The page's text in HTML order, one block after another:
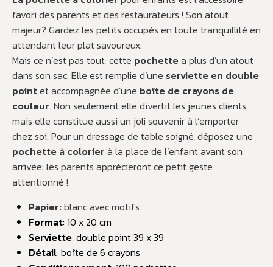
favori des parents et des restaurateurs ! Son atout
majeur? Gardez les petits occupés en toute tranquillité en
attendant leur plat savoureux.
Mais ce n’est pas tout: cette pochettea plus d’un atout
dans son sac. Elle est remplie d’une serviette en double
pointet accompagnée d’une boîte de crayons de
couleur. Non seulement elle divertit les jeunes clients,
mais elle constitue aussi un joli souvenir à l’emporter
chez soi. Pour un dressage de table soigné, déposez une
pochette à colorier à la place de l’enfant avant son
arrivée: les parents apprécieront ce petit geste
attentionné !
Papier:blanc avec motifs
Format: 10 x 20 cm
Serviette: double point 39 x 39
Détail: boîte de 6 crayons